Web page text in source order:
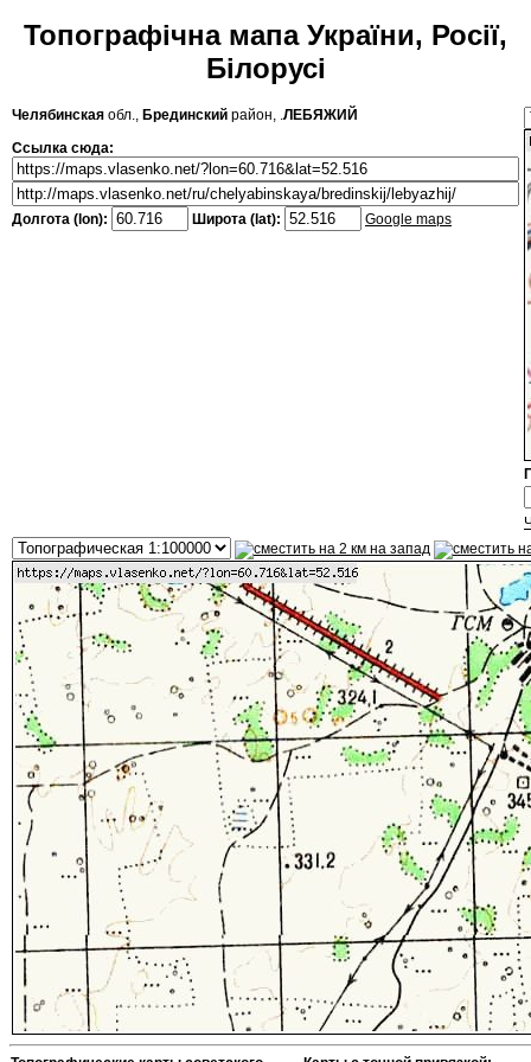
Топографічна мапа України, Росії,
Білорусі
Челябинская обл., Брединский район, .ЛЕБЯЖИЙ
Ссылка сюда:
Долгота (lon): Широта (lat): Google maps